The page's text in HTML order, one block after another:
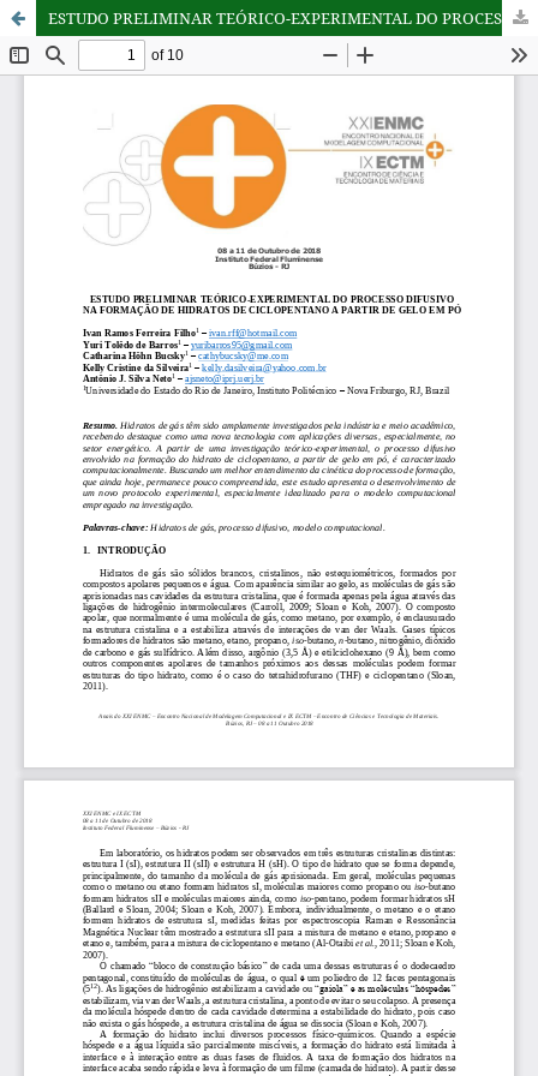
ESTUDO PRELIMINAR TEÓRICO-EXPERIMENTAL DO PROCESSO DIFUSIVO NA FORMAÇÃO DE HIDRATOS DE CICLOPENTANO A PARTIR DE GELO EM PÓ